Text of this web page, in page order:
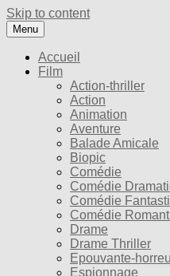
Skip to content
Menu
Accueil
Film
Action-thriller
Action
Animation
Aventure
Balade Amicale
Biopic
Comédie
Comédie
Comédie
Comédie
Drame
Drame Thriller
Epouvante-
Espionnage